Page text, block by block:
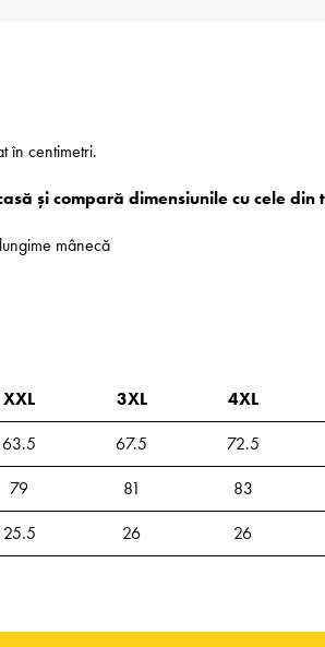
în centimetri.
și compară dimensiunile cu cele din
mânecă
XXL 3XL 4XL
63.5 67.5 72.5
79 81 83
25.5 26 26